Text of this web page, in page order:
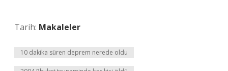
Tarih: Makaleler
10 dakika süren deprem nerede oldu